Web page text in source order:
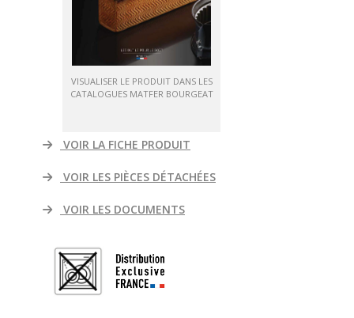
VISUALISER LE PRODUIT DANS LES
CATALOGUES MATFER BOURGEAT
VOIR LA FICHE PRODUIT
VOIR LES PIÈCES DÉTACHÉES
VOIR LES DOCUMENTS